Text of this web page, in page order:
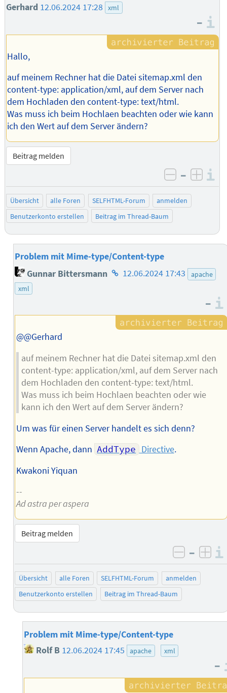
Gerhard 12.06.2024 17:28 xml
–
Hallo,
auf meinem Rechner hat die Datei sitemap.xml den
content-type: application/xml, auf dem Server nach
dem Hochladen den content-type: text/html.
Was muss ich beim Hochlaen beachten oder wie kann
ich den Wert auf dem Server ändern?
Beitrag melden
negativ
–
Übersicht alle Foren SELFHTML-Forum
anmelden
Benutzerkonto erstellen
Beitrag im Thread-Baum
Problem mit Mime-type/Content-type
Gunnar Bittersmann Homepage
12.06.2024 17:43
apache
xml
–
@@Gerhard
auf meinem Rechner hat die Datei sitemap.xml den
content-type: application/xml, auf dem Server nach
dem Hochladen den content-type: text/html.
Was muss ich beim Hochlaen beachten oder wie
kann ich den Wert auf dem Server ändern?
Um was für einen Server handelt es sich denn?
Wenn Apache, dann AddType Directive.
Kwakoni Yiquan
--
Ad astra per aspera
Beitrag melden
negativ
–
Übersicht alle Foren SELFHTML-Forum
anmelden
Benutzerkonto erstellen
Beitrag im Thread-Baum
Problem mit Mime-type/Content-type
Rolf B 12.06.2024 17:45 apache xml
–